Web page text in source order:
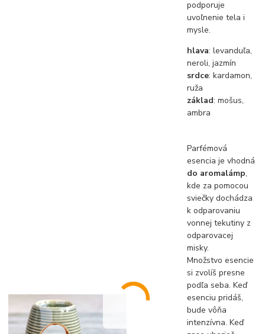
podporuje
uvoľnenie tela i
mysle.
hlava: levanduľa,
neroli, jazmín
srdce: kardamon,
ruža
základ: mošus,
ambra
Parfémová
esencia je vhodná
do aromalámp,
kde za pomocou
sviečky dochádza
k odparovaniu
vonnej tekutiny z
odparovacej
misky.
Množstvo esencie
si zvolíš presne
podľa seba. Keď
esenciu pridáš,
bude vôňa
intenzívna. Keď